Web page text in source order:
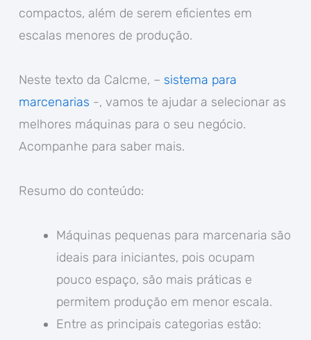
compactos, além de serem eficientes em
escalas menores de produção.
Neste texto da Calcme, – sistema para
marcenarias -, vamos te ajudar a selecionar as
melhores máquinas para o seu negócio.
Acompanhe para saber mais.
Resumo do conteúdo:
Máquinas pequenas para marcenaria são
ideais para iniciantes, pois ocupam
pouco espaço, são mais práticas e
permitem produção em menor escala.
Entre as principais categorias estão: